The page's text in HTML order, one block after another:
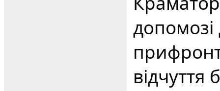
допомозі
відчуття